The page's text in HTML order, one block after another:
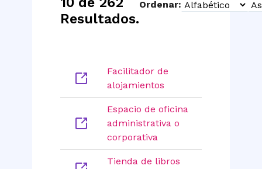
Resultados.
Ordenar:
Sort
Type
Sort
Order
Facilitador de
alojamientos
Espacio de oficina
administrativa o
corporativa
Tienda de libros